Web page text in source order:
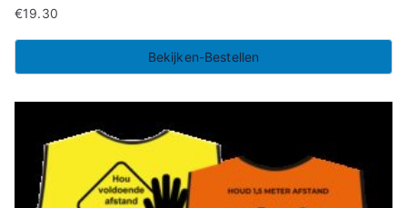
€19.30
Bekijken-Bestellen